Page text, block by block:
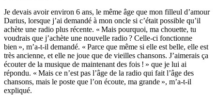
Je devais avoir environ 6 ans, le même âge que mon filleul d’amour
Darius, lorsque j’ai demandé à mon oncle si c’était possible qu’il
achète une radio plus récente. « Mais pourquoi, ma chouette, tu
voudrais que j’achète une nouvelle radio ? Celle-ci fonctionne
bien », m’a-t-il demandé. « Parce que même si elle est belle, elle est
très ancienne, et elle ne joue que de vieilles chansons. J’aimerais ça
écouter de la musique de maintenant des fois ! » que je lui ai
répondu. « Mais ce n’est pas l’âge de la radio qui fait l’âge des
chansons, mais le poste que l’on écoute, ma grande », m’a-t-il
expliqué.